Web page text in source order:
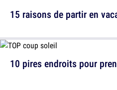
15 raisons de partir en
10 pires endroits pour